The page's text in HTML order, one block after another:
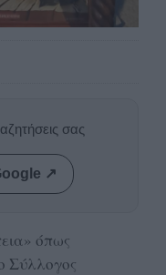
σας
↗
όπως
Σύλλογος